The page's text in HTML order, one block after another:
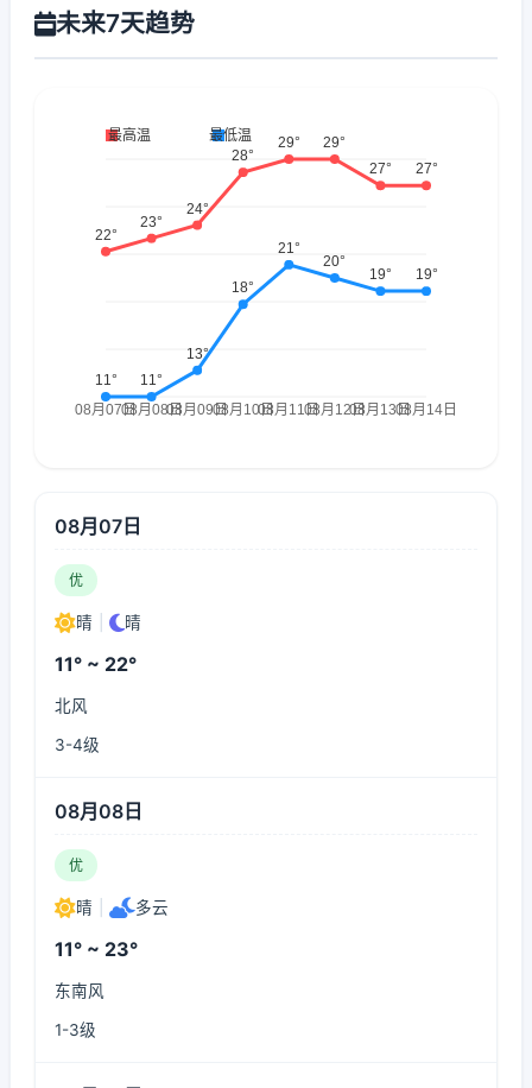
未来7天趋势
08月07日
优
晴 晴
11° ~ 22°
北风
3-4级
08月08日
优
晴 多云
11° ~ 23°
东南风
1-3级